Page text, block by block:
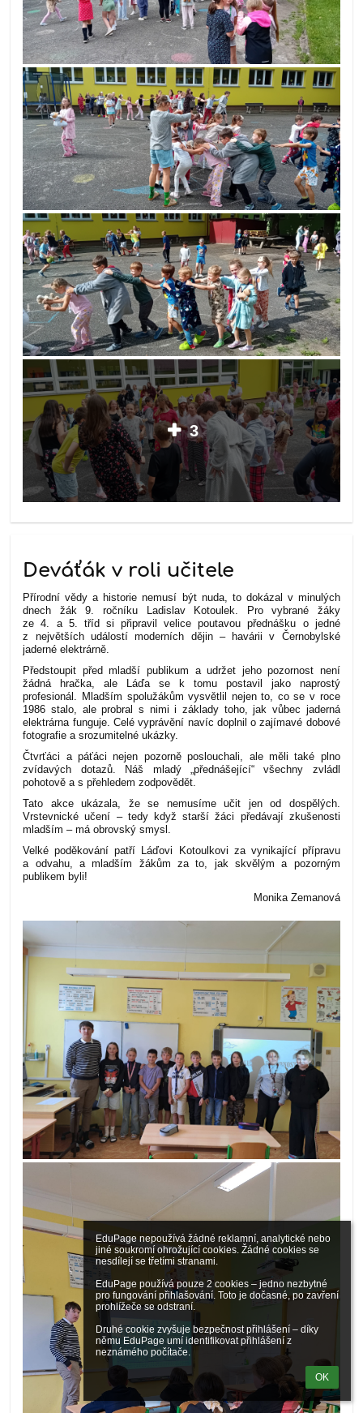
EduPage nepoužívá žádné reklamní, analytické nebo
jiné soukromí ohrožující cookies. Žádné cookies se
nesdílejí se třetími stranami.
EduPage používá pouze 2 cookies – jedno nezbytné
pro fungování přihlašování. Toto je dočasné, po zavření
prohlížeče se odstraní.
Druhé cookie zvyšuje bezpečnost přihlášení – díky
němu EduPage umí identifikovat přihlášení z
neznámého počítače.
OK
3
Deváťák v roli učitele
Přírodní vědy a historie nemusí být nuda, to dokázal v minulých
dnech žák 9. ročníku Ladislav Kotoulek. Pro vybrané žáky
ze 4. a 5. tříd si připravil velice poutavou přednášku o jedné
z největších událostí moderních dějin – havárii v Černobylské
jaderné elektrárně.
Předstoupit před mladší publikum a udržet jeho pozornost není
žádná hračka, ale Láďa se k tomu postavil jako naprostý
profesionál. Mladším spolužákům vysvětlil nejen to, co se v roce
1986 stalo, ale probral s nimi i základy toho, jak vůbec jaderná
elektrárna funguje. Celé vyprávění navíc doplnil o zajímavé dobové
fotografie a srozumitelné ukázky.
Čtvrťáci a páťáci nejen pozorně poslouchali, ale měli také plno
zvídavých dotazů. Náš mladý „přednášející“ všechny zvládl
pohotově a s přehledem zodpovědět.
Tato akce ukázala, že se nemusíme učit jen od dospělých.
Vrstevnické učení – tedy když starší žáci předávají zkušenosti
mladším – má obrovský smysl.
Velké poděkování patří Láďovi Kotoulkovi za vynikající přípravu
a odvahu, a mladším žákům za to, jak skvělým a pozorným
publikem byli!
Monika Zemanová